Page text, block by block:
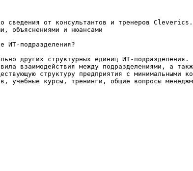
сведения от консультантов и тренеров
объяснениями и нюансами
ИТ-подразделения?
других структурных единиц ИТ-подразделения.
между подразделениями, а также
структуру предприятия с минимальными
учебные курсы, тренинги, общие вопросы